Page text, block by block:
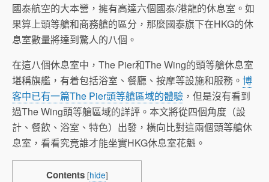
國泰航空的大本營，擁有高達六個國泰/港龍的休息室。如
果算上頭等艙和商務艙的區分，那麼國泰旗下在HKG的休
息室數量將達到驚人的八個。
在這八個休息室中，The Pier和The Wing的頭等艙休息室
堪稱旗艦，有着包括浴室、餐廳、按摩等設施和服務。 博
客中已有一篇The Pier頭等艙區域的體驗 ，但是沒有看到
過The Wing頭等艙區域的詳評。本文將從四個角度（設
計、餐飲、浴室、特色）出發，橫向比對這兩個頭等艙休
息室，看看究竟誰才能坐實HKG休息室花魁。
Contents [hide]